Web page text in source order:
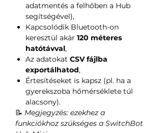
adatmentés a felhőben a Hub
segítségével),
Kapcsolódik Bluetooth-on
keresztül akár 120 méteres
hatótávval,
Az adatokat CSV fájlba
exportálhatod,
Értesítéseket is kapsz (pl. ha a
gyerekszoba hőmérséklete túl
alacsony).
📝 Megjegyzés: ezekhez a
funkciókhoz szükséges a SwitchBot